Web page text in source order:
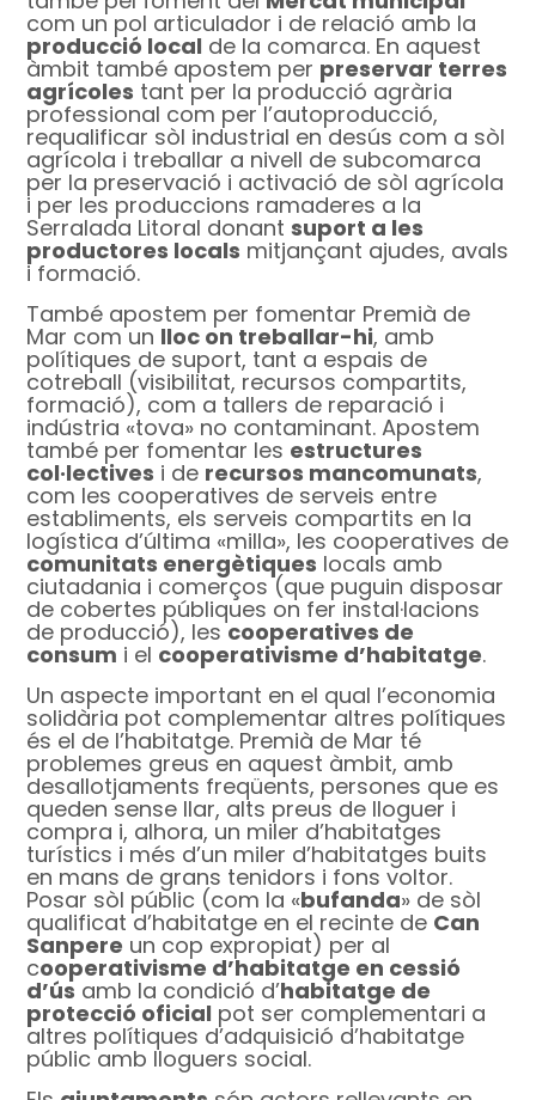
com un pol articulador i de relació amb la
producció local de la comarca. En aquest
àmbit també apostem per preservar terres
agrícoles tant per la producció agrària
professional com per l’autoproducció,
requalificar sòl industrial en desús com a sòl
agrícola i treballar a nivell de subcomarca
per la preservació i activació de sòl agrícola
i per les produccions ramaderes a la
Serralada Litoral donantsuport a les
productores locals mitjançant ajudes, avals
i formació.
També apostem per fomentar Premià de
Mar com un lloc on treballar-hi, amb
polítiques de suport, tant a espais de
cotreball (visibilitat, recursos compartits,
formació), com a tallers de reparació i
indústria «tova» no contaminant. Apostem
també per fomentar les estructures
col·lectives i de recursos mancomunats,
com les cooperatives de serveis entre
establiments, els serveis compartits en la
logística d’última «milla», les cooperatives de
comunitats energètiques locals amb
ciutadania i comerços (que puguin disposar
de cobertes públiques on fer instal·lacions
de producció), lescooperatives de
consum i el cooperativisme d’habitatge.
Un aspecte important en el qual l’economia
solidària pot complementar altres polítiques
és el de l’habitatge. Premià de Mar té
problemes greus en aquest àmbit, amb
desallotjaments freqüents, persones que es
queden sense llar, alts preus de lloguer i
compra i, alhora, un miler d’habitatges
turístics i més d’un miler d’habitatges buits
en mans de grans tenidors i fons voltor.
Posar sòl públic (com la «bufanda» de sòl
qualificat d’habitatge en el recinte de Can
Sanpere un cop expropiat) per al
cooperativisme d’habitatge en cessió
d’ús amb la condició d’habitatge de
protecció oficial pot ser complementari a
altres polítiques d’adquisició d’habitatge
públic amb lloguers social.